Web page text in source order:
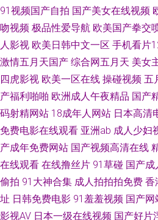
日韩一欧美色色 91大神影音 超碰91资源
拍福利 91福利院 操人妻网页 精品欧美性交
美另类综合网 午夜影院岛国 97草逼视频
狼友 91n香蕉社 草草浮力第一页 欧美性网
一区二区 第一婷婷基地 一本道综合色色 美
伊人久香蕉 操碰国产 九一传媒影视传媒 91
91视频国产自拍 国产美女在线视频
吻视频 极品性爱导航 欧美国产拳交
人影视 欧美日韩中文一区 手机看片
激情五月天国产 综合网五月天 美女
四虎影视 欧美一区在线 操碰视频 五
产福利啪啪 欧洲成人午夜精品 国产
码射精网站 18成年人网站 日本高清
免费电影在线观看 亚洲ab 成人少妇
产成年免费网站 国产视频高清在线
在线观看 在线撸丝片 91草碰 国产成
偷拍 91大神合集 成人拍拍拍免费 香
址 日韩免费电影 91羞羞视频 国产网
影视AV 日本一级在线视频 国产好片